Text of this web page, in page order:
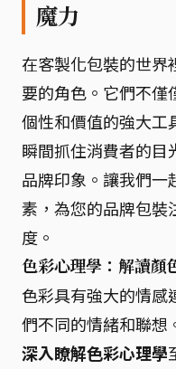
魔力
在客製化包裝的世界
要的角色。它們不僅
個性和價值的強大工
瞬間抓住消費者的目
品牌印象。讓我們一
素，為您的品牌包裝
度。
色彩心理學：解讀顏
色彩具有強大的情感
們不同的情緒和聯想
深入瞭解色彩心理學